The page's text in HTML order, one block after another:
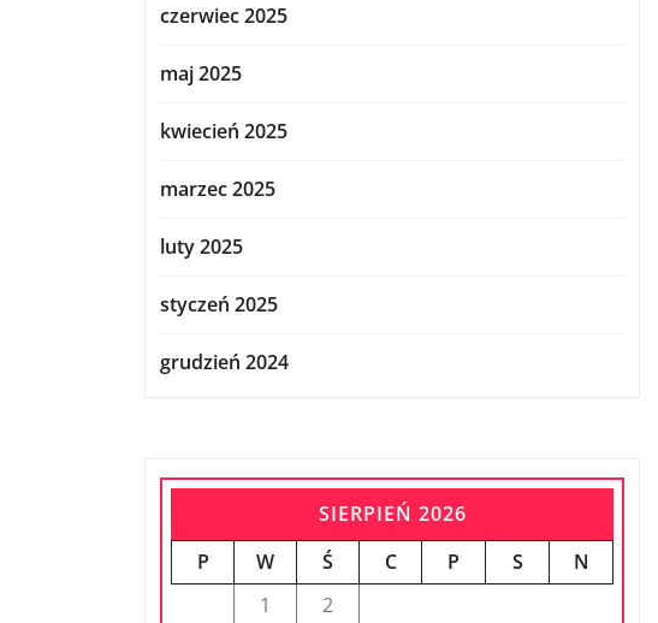
czerwiec 2025
maj 2025
kwiecień 2025
marzec 2025
luty 2025
styczeń 2025
grudzień 2024
SIERPIEŃ 2026
P
W Ś C P S
N
1
2